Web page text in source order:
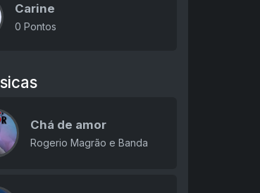
Carine
0 Pontos
Chá de amor
Rogerio Magrão e Banda